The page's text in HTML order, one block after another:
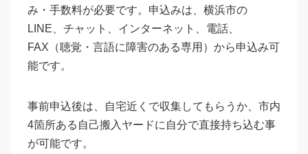
み・手数料が必要です。申込みは、横浜市の
LINE、チャット、インターネット、電話、
FAX（聴覚・言語に障害のある専用）から申込み可
能です。
事前申込後は、自宅近くで収集してもらうか、市内
4箇所ある自己搬入ヤードに自分で直接持ち込む事
が可能です。